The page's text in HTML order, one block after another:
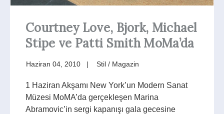
Courtney Love, Bjork, Michael
Stipe ve Patti Smith MoMa’da
Haziran 04, 2010 Stil / Magazin
1 Haziran Akşamı New York’un Modern Sanat
Müzesi MoMA’da gerçekleşen Marina
Abramovic’in sergi kapanışı gala gecesine